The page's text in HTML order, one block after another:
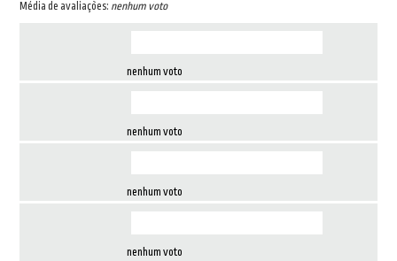
Média de avaliações: nenhum voto
nenhum voto
nenhum voto
nenhum voto
nenhum voto